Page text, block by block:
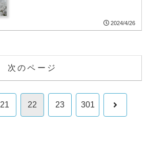
2024/4/26
次のページ
21 22 23 301 次